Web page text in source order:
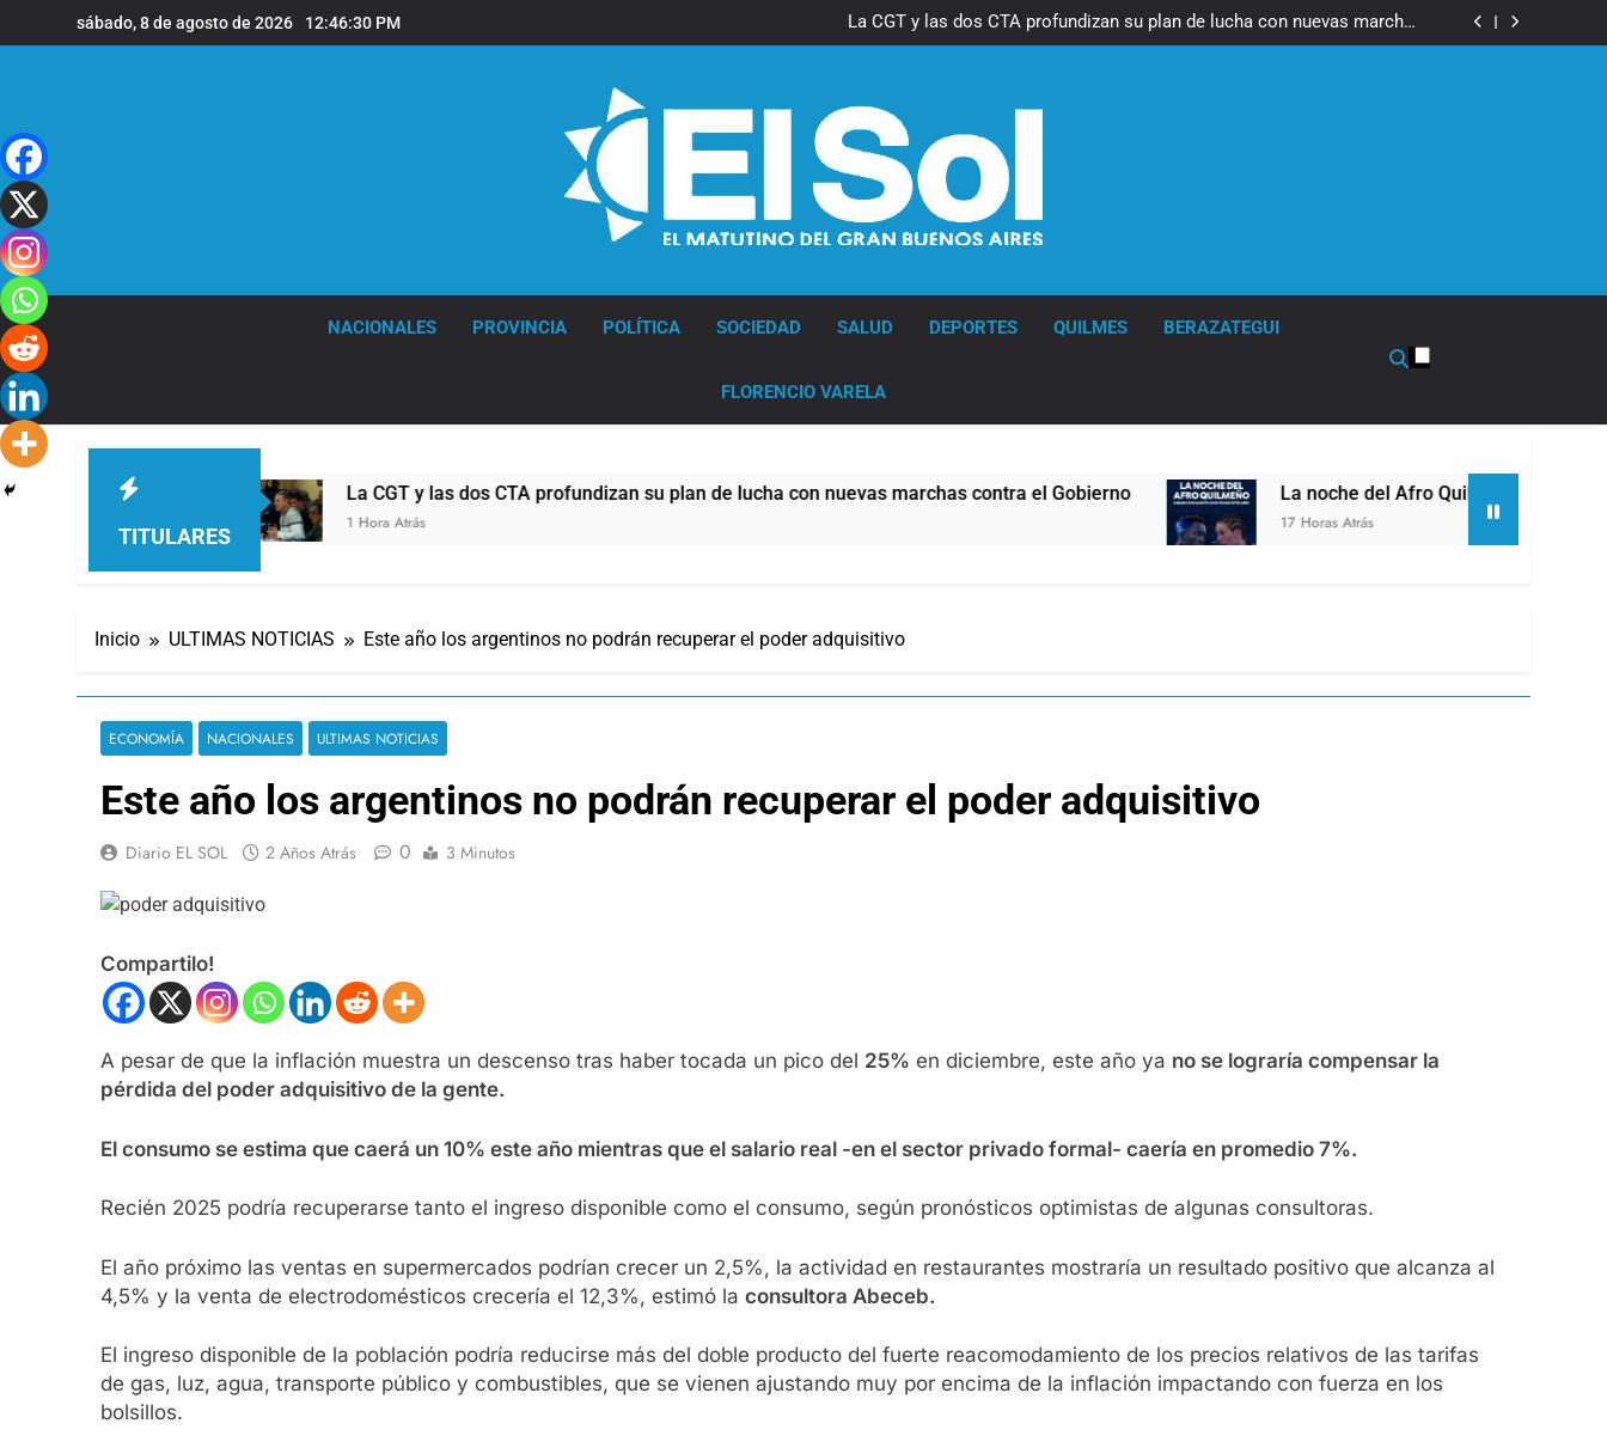
al
sábado, 8 de agosto de 2026 12:46:31 PM
La CGT y las dos CTA profundizan su plan de lucha con nuevas marchas
contra el Gobierno
Thiago Medina fue imputado formalmente por abuso sexual
NACIONALES PROVINCIA POLÍTICA SOCIEDAD SALUD DEPORTES QUILMES BERAZATEGUI
FLORENCIO VARELA
TITULARES
sexual La CGT y las dos CTA profundizan su plan de lucha con nuevas marchas contra el Gobierno
1 Hora Atrás
La noche del Afro Quilmeño: boxeo de primer
17 Horas Atrás
Inicio ULTIMAS NOTICIAS Este año los argentinos no podrán recuperar el poder adquisitivo
ECONOMÍA NACIONALES ULTIMAS NOTICIAS
Este año los argentinos no podrán recuperar el poder adquisitivo
Diario EL SOL 2 Años Atrás 0 3 Minutos
Compartilo!
A pesar de que la inflación muestra un descenso tras haber tocada un pico del 25% en diciembre, este año ya no se lograría compensar la
pérdida del poder adquisitivo de la gente.
El consumo se estima que caerá un 10% este año mientras que el salario real -en el sector privado formal- caería en promedio 7%.
Recién 2025 podría recuperarse tanto el ingreso disponible como el consumo, según pronósticos optimistas de algunas consultoras.
El año próximo las ventas en supermercados podrían crecer un 2,5%, la actividad en restaurantes mostraría un resultado positivo que alcanza al
4,5% y la venta de electrodomésticos crecería el 12,3%, estimó la consultora Abeceb.
El ingreso disponible de la población podría reducirse más del doble producto del fuerte reacomodamiento de los precios relativos de las tarifas
de gas, luz, agua, transporte público y combustibles, que se vienen ajustando muy por encima de la inflación impactando con fuerza en los
bolsillos.